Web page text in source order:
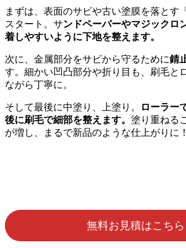
まずは、表面のサビや古い塗膜を落とす「
スタート。サンドペーパーやマジックロ
着しやすいように下地を整えます。
次に、金属部分をサビから守るために錆
す。細かい凹凸部分や折り目も、刷毛と
ながら丁寧に。
そして最後に中塗り、上塗り。
ローラー
後に刷毛で細部を整えます。 塗り重ねる
が増し、まるで新品のような仕上がりに！
無料お見積はこちら